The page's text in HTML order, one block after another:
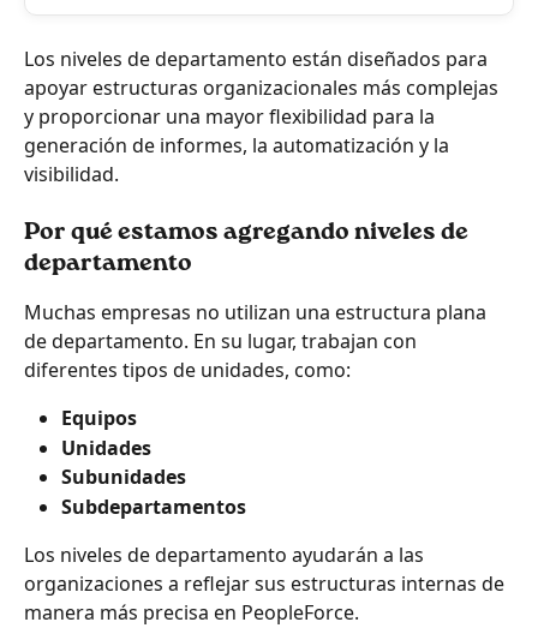
Los niveles de departamento están diseñados para
apoyar estructuras organizacionales más complejas
y proporcionar una mayor flexibilidad para la
generación de informes, la automatización y la
visibilidad.
Por qué estamos agregando niveles de
departamento
Muchas empresas no utilizan una estructura plana
de departamento. En su lugar, trabajan con
diferentes tipos de unidades, como:
Equipos
Unidades
Subunidades
Subdepartamentos
Los niveles de departamento ayudarán a las
organizaciones a reflejar sus estructuras internas de
manera más precisa en PeopleForce.